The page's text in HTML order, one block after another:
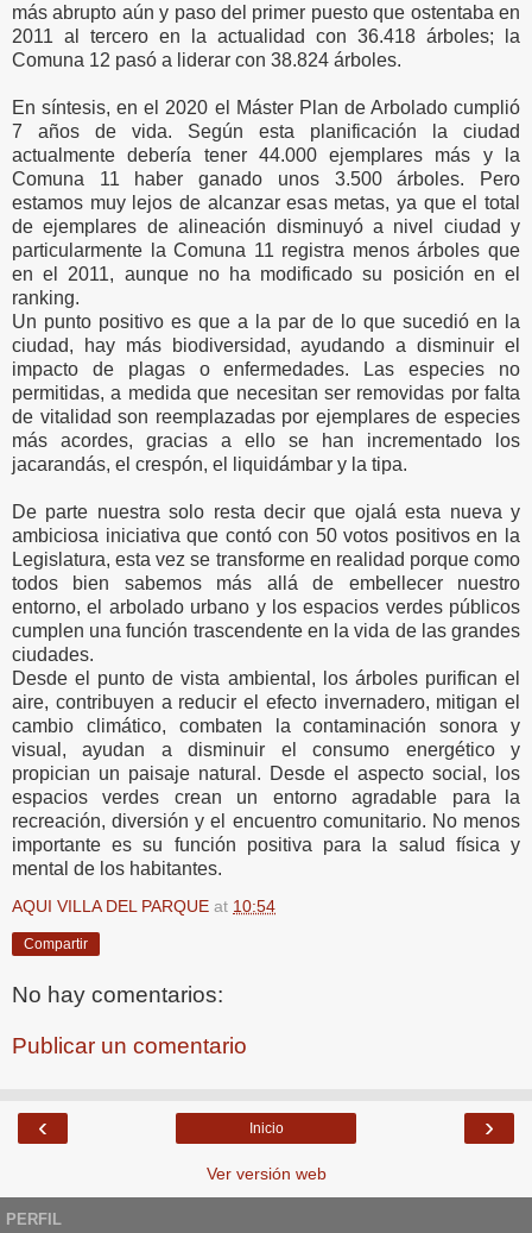
más abrupto aún y paso del primer puesto que ostentaba en
2011 al tercero en la actualidad con 36.418 árboles; la
Comuna 12 pasó a liderar con 38.824 árboles.
En síntesis, en el 2020 el Máster Plan de Arbolado cumplió
7 años de vida. Según esta planificación la ciudad
actualmente debería tener 44.000 ejemplares más y la
Comuna 11 haber ganado unos 3.500 árboles. Pero
estamos muy lejos de alcanzar esas metas, ya que el total
de ejemplares de alineación disminuyó a nivel ciudad y
particularmente la Comuna 11 registra menos árboles que
en el 2011, aunque no ha modificado su posición en el
ranking.
Un punto positivo es que a la par de lo que sucedió en la
ciudad, hay más biodiversidad, ayudando a disminuir el
impacto de plagas o enfermedades. Las especies no
permitidas, a medida que necesitan ser removidas por falta
de vitalidad son reemplazadas por ejemplares de especies
más acordes, gracias a ello se han incrementado los
jacarandás, el crespón, el liquidámbar y la tipa.
De parte nuestra solo resta decir que ojalá esta nueva y
ambiciosa iniciativa que contó con 50 votos positivos en la
Legislatura, esta vez se transforme en realidad porque como
todos bien sabemos más allá de embellecer nuestro
entorno, el arbolado urbano y los espacios verdes públicos
cumplen una función trascendente en la vida de las grandes
ciudades.
Desde el punto de vista ambiental, los árboles purifican el
aire, contribuyen a reducir el efecto invernadero, mitigan el
cambio climático, combaten la contaminación sonora y
visual, ayudan a disminuir el consumo energético y
propician un paisaje natural. Desde el aspecto social, los
espacios verdes crean un entorno agradable para la
recreación, diversión y el encuentro comunitario. No menos
importante es su función positiva para la salud física y
mental de los habitantes.
AQUI VILLA DEL PARQUE at 10:54
Compartir
No hay comentarios:
Publicar un comentario
‹ ›
Inicio
Ver versión web
PERFIL